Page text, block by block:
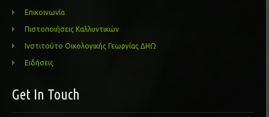
Επικοινωνία
Πιστοποιήσεις Καλλυντικών
Ινστιτούτο Οικολογικής Γεωργίας ΔΗΩ
Ειδήσεις
Get In Touch